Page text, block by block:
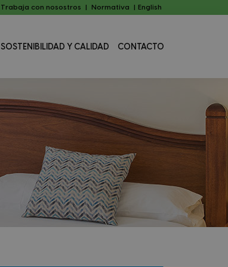
Trabaja con nosostros | Normativa | English
SOSTENIBILIDAD Y CALIDAD CONTACTO